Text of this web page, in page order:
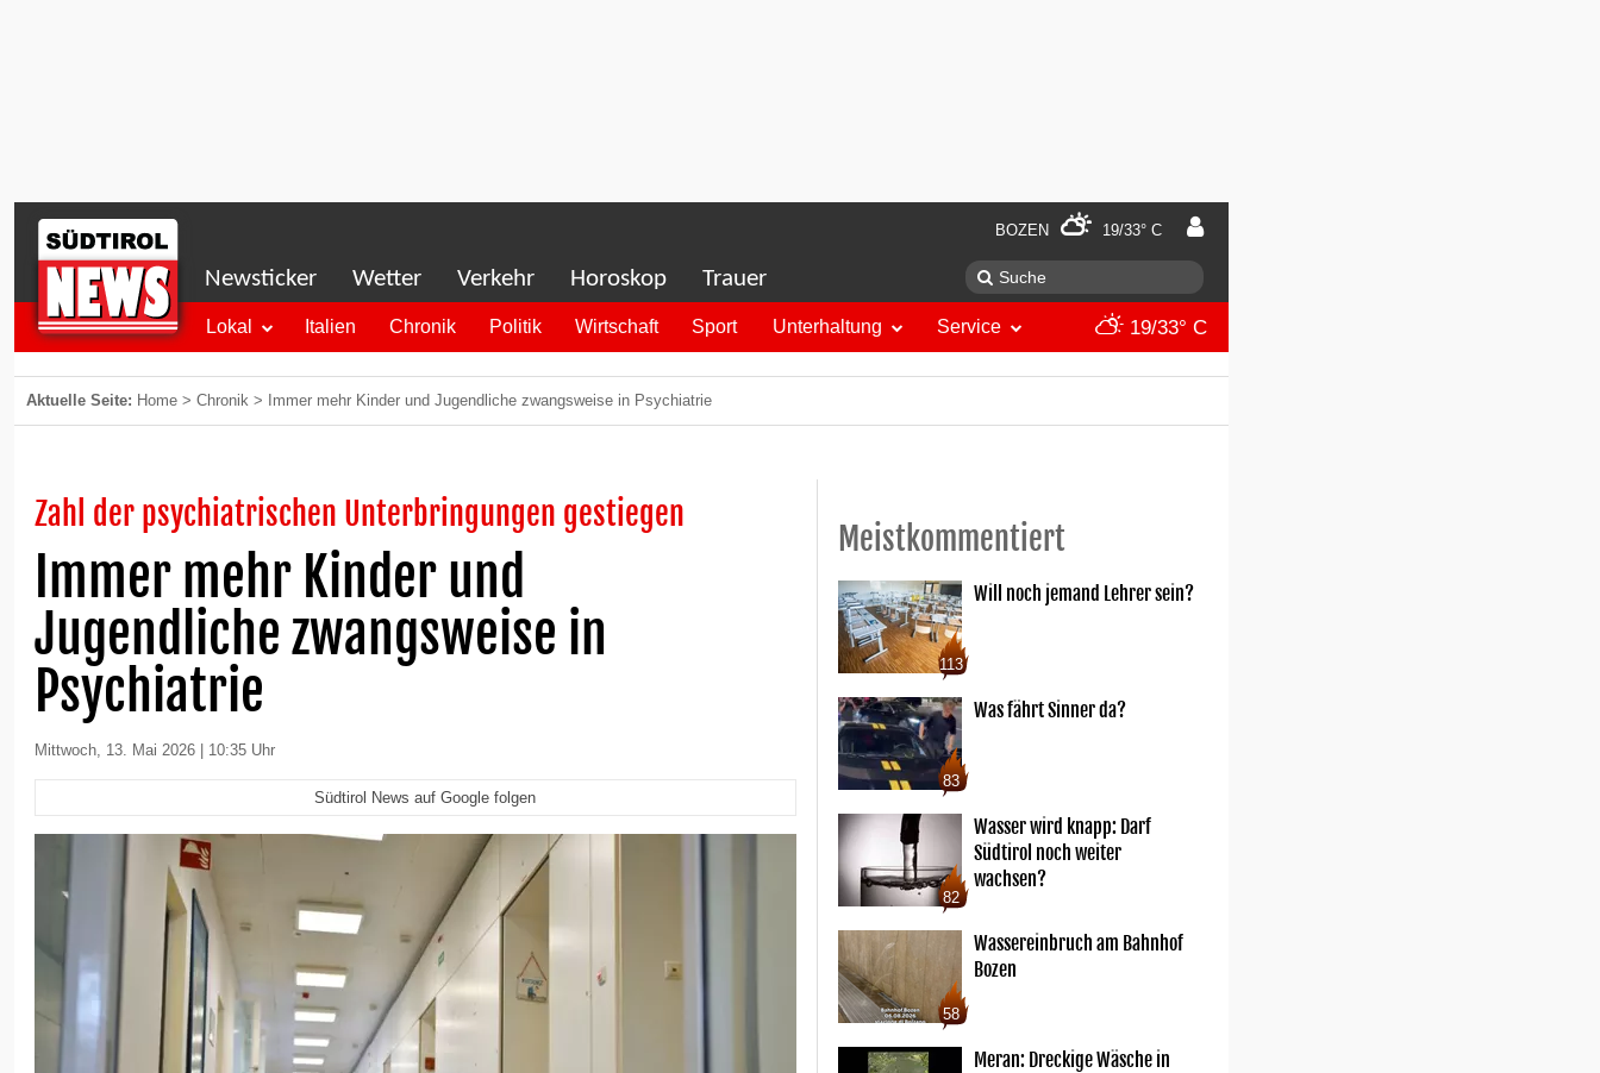
BOZEN 19/33° C
Newsticker Wetter Verkehr Horoskop Trauer
Lokal Italien Chronik Politik Wirtschaft Sport Unterhaltung Service 19/33° C
Aktuelle Seite: Home > Chronik > Immer mehr Kinder und Jugendliche zwangsweise in Psychiatrie
Zahl der psychiatrischen Unterbringungen gestiegen
Immer mehr Kinder und
Jugendliche zwangsweise in
Psychiatrie
Mittwoch, 13. Mai 2026 | 10:35 Uhr
Südtirol News auf Google folgen
Meistkommentiert
113
Will noch jemand Lehrer sein?
83
Was fährt Sinner da?
82
Wasser wird knapp: Darf
Südtirol noch weiter
wachsen?
58
Wassereinbruch am Bahnhof
Bozen
Meran: Dreckige Wäsche in